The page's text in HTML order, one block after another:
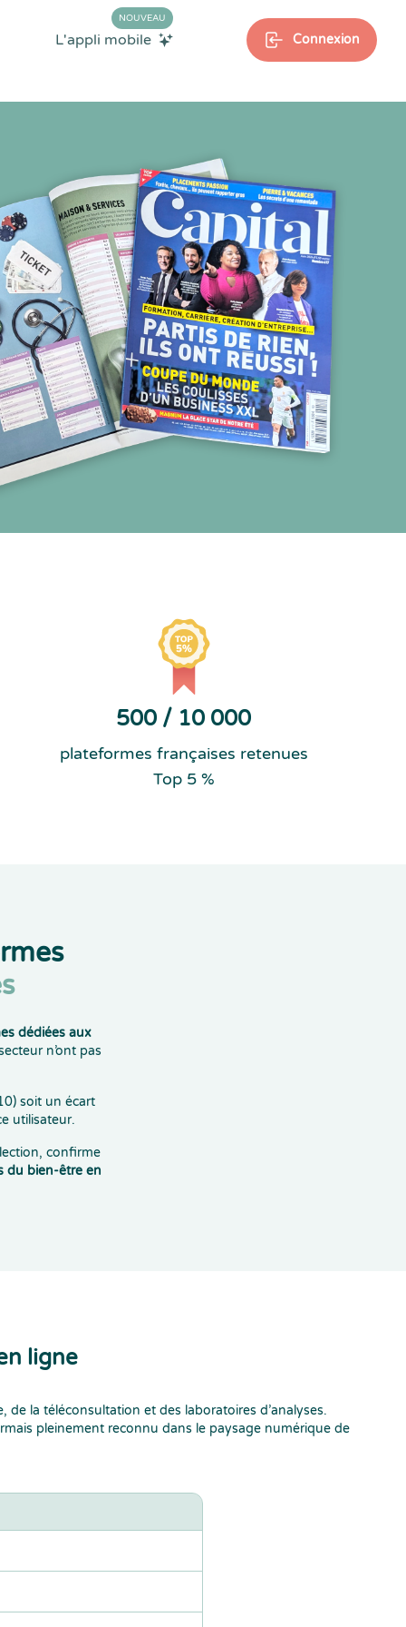
L'appli mobile
NOUVEAU
Connexion
500 / 10 000
plateformes françaises retenues
Top 5 %
dédiées aux
n’ont pas
soit un écart
utilisateur.
confirme
du bien-être en
ligne
la téléconsultation et des laboratoires d’analyses.
pleinement reconnu dans le paysage numérique de